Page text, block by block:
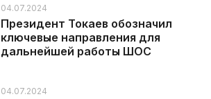
04.07.2024
Президент Токаев обозначил
ключевые направления для
дальнейшей работы ШОС
04.07.2024